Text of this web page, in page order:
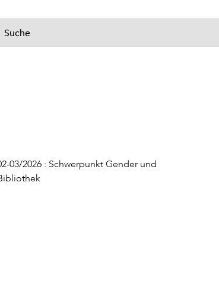
03/2026 : Schwerpunkt Gender und